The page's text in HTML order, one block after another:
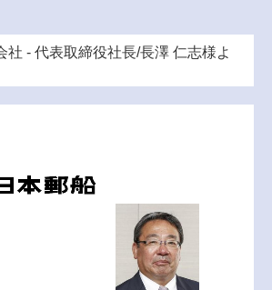
社 - 代表取締役社長/長澤 仁志様よ